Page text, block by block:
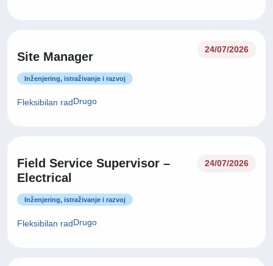
Site Manager
24/07/2026
Inženjering, istraživanje i razvoj
Fleksibilan radDrugo
Field Service Supervisor –
Electrical
24/07/2026
Inženjering, istraživanje i razvoj
Fleksibilan radDrugo